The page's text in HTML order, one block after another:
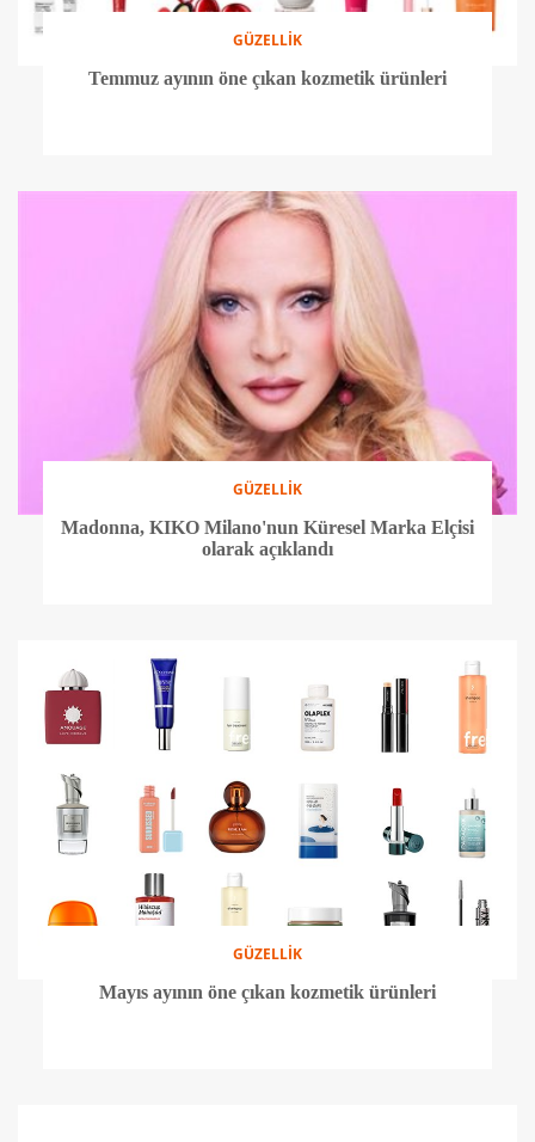
GÜZELLİK
Temmuz ayının öne çıkan kozmetik ürünleri
GÜZELLİK
Madonna, KIKO Milano'nun Küresel Marka Elçisi
olarak açıklandı
GÜZELLİK
Mayıs ayının öne çıkan kozmetik ürünleri